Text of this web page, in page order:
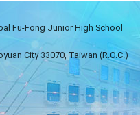
Fu-Fong Junior High School
City 33070, Taiwan (R.O.C.)